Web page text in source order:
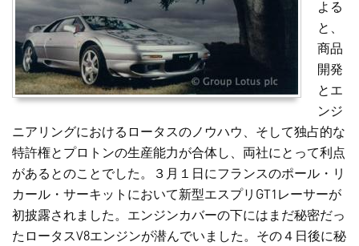
よる
と、
商品
開発
とエ
ンジ
ニアリングにおけるロータスのノウハウ、そして独占的な
特許権とプロトンの生産能力が合体し、両社にとって利点
があるとのことでした。３月１日にフランスのポール・リ
カール・サーキットにおいて新型エスプリGT1レーサーが
初披露されました。エンジンカバーの下にはまだ秘密だっ
たロータスV8エンジンが潜んでいました。その４日後に秘